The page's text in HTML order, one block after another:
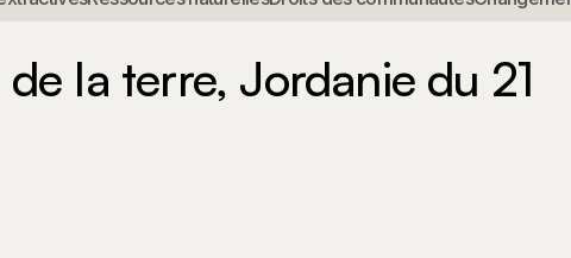
Actualité Forum mondial de la terre, Jordanie du 21 au 26
la terre, Jordanie du 21